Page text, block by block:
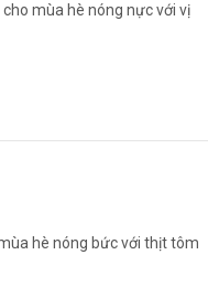
mùa hè nóng nực với vị
hè nóng bức với thịt tôm